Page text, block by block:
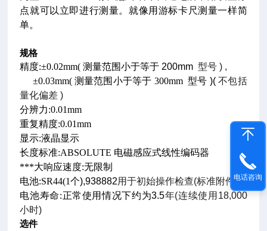
点就可以立即进行测量。就像用游标卡尺测量一样简
单。
规格
精度:±0.02mm(测量范围小于等于 200mm型号 ) ,
±0.03mm( 测量范围小于等于 300mm型号 )(不包括
量化偏差 )
分辨力:0.01mm
重复精度:0.01mm
显示:液晶显示
长度标准:ABSOLUTE 电磁感应式线性编码器
***大响应速度:无限制
电池:SR44(1个),938882用于初始操作检查(标准附件)
电池寿命:正常使用情况下约为3.5年(连续使用18,000
小时)
选件
电话咨询